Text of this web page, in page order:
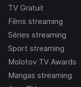
TV Gratuit
Films streaming
Séries streaming
Sport streaming
Molotov TV Awards
Mangas streaming